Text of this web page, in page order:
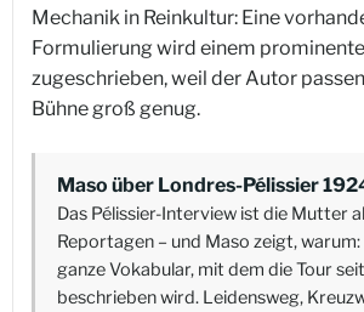
Mechanik in Reinkultur: Eine
Formulierung wird einem
zugeschrieben, weil der Autor
Bühne groß genug.
Maso über Londres-Pélissier
Das Pélissier-Interview ist die Mutter
Reportagen – und Maso zeigt,
ganze Vokabular, mit dem die Tour
beschrieben wird. Leidensweg,